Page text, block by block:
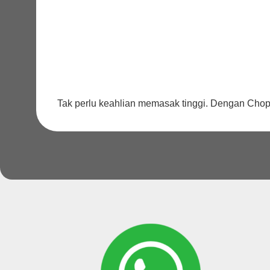
Tak perlu keahlian memasak tinggi. Dengan